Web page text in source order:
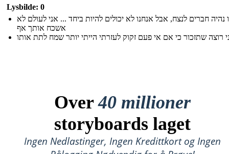
Lysbilde: 0
נהיה חברים לנצח, אבל אנחנו לא יכולים להיות ביחד ... אני לעולם לא
אשכח אותך אף
Over40 millioner
storyboards laget
Ingen Nedlastinger, Ingen Kredittkort og Ingen